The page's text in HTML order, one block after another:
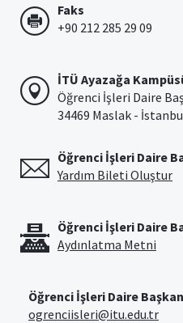
Faks
+90 212 285 29 09
İTÜ Ayazağa
Öğrenci İşleri Daire
34469 Maslak -
Öğrenci İşleri Daire
Yardım Bileti Oluştur
Öğrenci İşleri Daire
Aydınlatma Metni
Öğrenci İşleri Daire
ogrenciisleri@itu.edu.tr